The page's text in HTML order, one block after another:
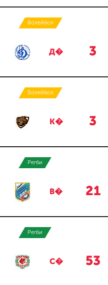
Волейбол
Д� 3
Волейбол
К� 3
Регби
В� 21
Регби
С� 53